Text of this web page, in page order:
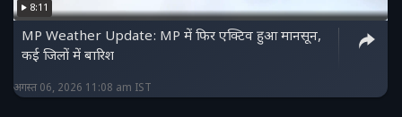
8:11
MP Weather Update: MP में फिर एक्टिव हुआ मानसून,
कई जिलों में बारिश
अगस्त 06, 2026 11:08 am IST